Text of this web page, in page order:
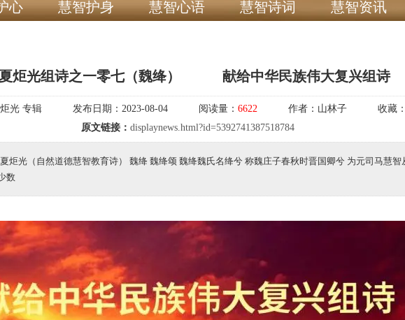
心 慧智护身 慧智心语 慧智诗词 慧智资讯
炬光组诗之一零七（魏绛） 献给中华民族伟大复兴组诗
光 专辑 发布日期： 2023-08-04 阅读量： 6622 作者： 山林子
收藏：
原文链接： displaynews.html?id=5392741387518784
炬光（自然道德慧智教育诗） 魏绛 魏绛颂 魏绛魏氏名绛兮 称魏庄子春秋时晋国卿兮 为元司马慧
数